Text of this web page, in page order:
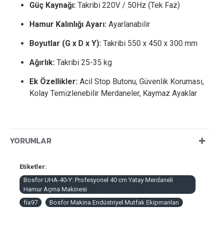
Güç Kaynağı: Takribi 220V / 50Hz (Tek Faz)
Hamur Kalınlığı Ayarı: Ayarlanabilir
Boyutlar (G x D x Y): Takribi 550 x 450 x 300 mm
Ağırlık: Takribi 25-35 kg
Ek Özellikler: Acil Stop Butonu, Güvenlik Koruması,
Kolay Temizlenebilir Merdaneler, Kaymaz Ayaklar
YORUMLAR
Etiketler:
Bosfor UHA-40-Y: Profesyonel 40 cm Yatay Merdaneli
Hamur Açma Makinesi
fia97
Bosfor Makina Endüstriyel Mutfak Ekipmanları